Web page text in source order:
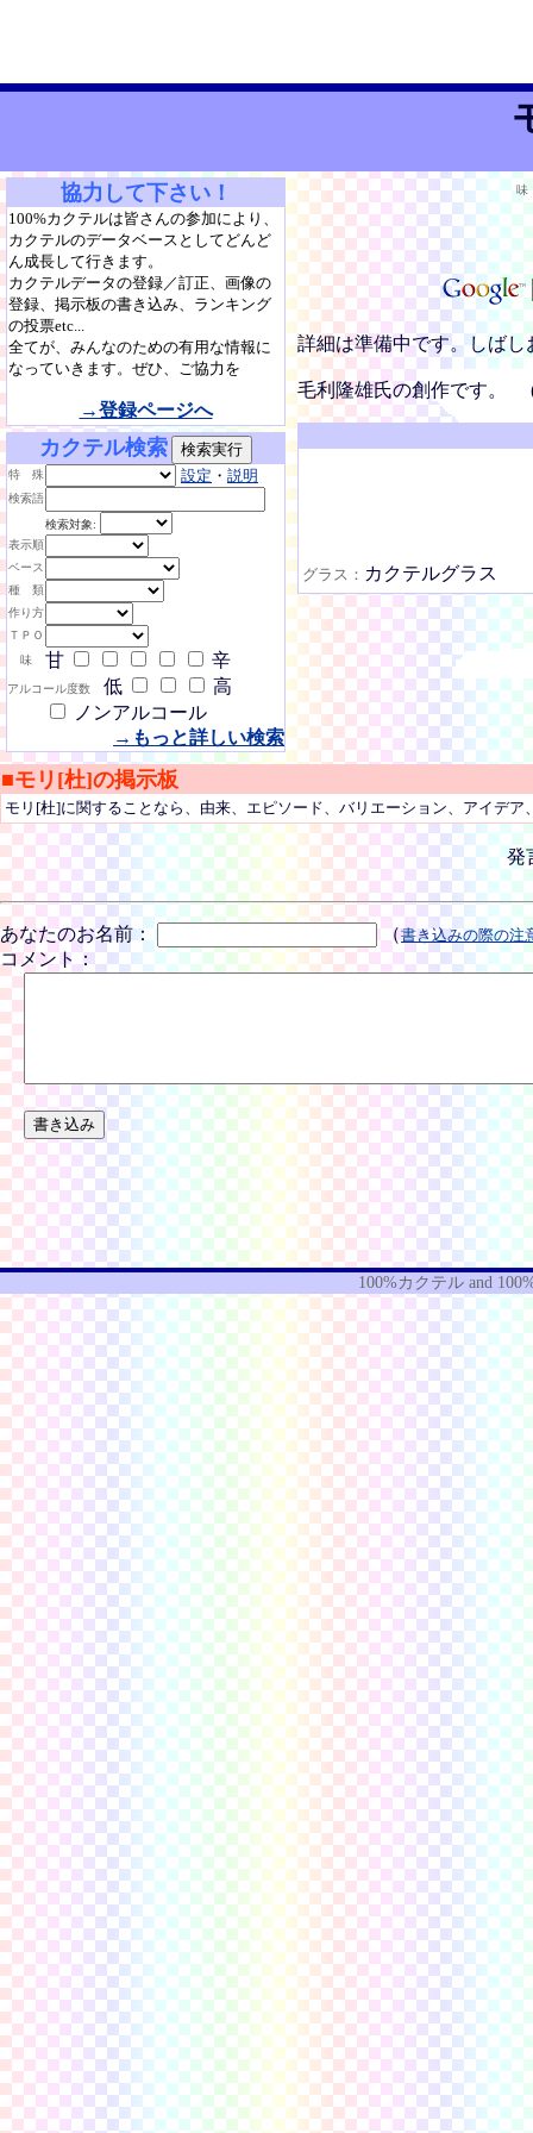
協力して下さい！
100%カクテルは皆さんの参加により、
カクテルのデータベースとしてどんど
ん成長して行きます。
カクテルデータの登録／訂正、画像の
登録、掲示板の書き込み、ランキング
の投票etc...
全てが、みんなのための有用な情報に
なっていきます。ぜひ、ご協力を
→登録ページへ
カクテル検索
特 殊 設定 ・ 説明
検索語
検索対象:
表示順
ベース
種 類
作り方
ＴＰＯ
味
甘 辛
アルコール度数 低
高
ノンアルコール
→もっと詳しい検索
味
詳細は準備中です。しばし
毛利隆雄氏の創作です。
グラス： カクテルグラス
■モリ[杜]の掲示板
モリ[杜]に関することなら、由来、エピソード、バリエーション、アイデ
発
あなたのお名前： （書き込みの際の注
コメント：
100%カクテルand